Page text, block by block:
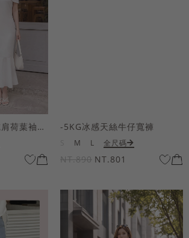
小隻女限定-柔美挖肩荷葉袖魚尾長洋裝 -5KG冰感天絲牛仔寬褲
M L 全尺碼
NT.890 NT.801